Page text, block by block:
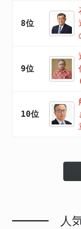
8位
9位
10位
人